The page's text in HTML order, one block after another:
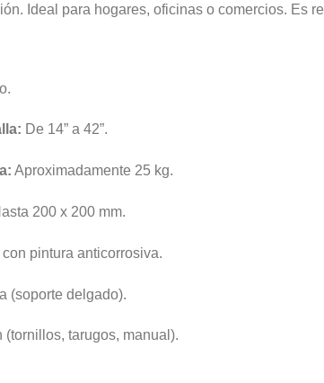
Ideal para hogares, oficinas o comercios. Es
De 14” a 42”.
Aproximadamente 25 kg.
200 x 200 mm.
pintura anticorrosiva.
(soporte delgado).
(tornillos, tarugos, manual).